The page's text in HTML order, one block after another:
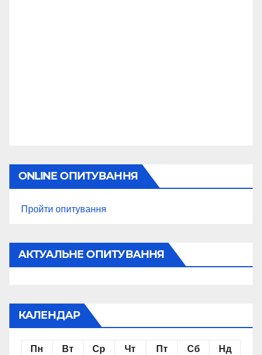
ONLINE ОПИТУВАННЯ
Пройти опитування
АКТУАЛЬНЕ ОПИТУВАННЯ
КАЛЕНДАР
Пн Вт Ср Чт Пт Сб Нд